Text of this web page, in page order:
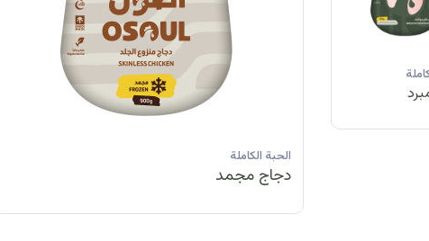
الحبة الكاملة
دجاج مبرد
مجمد
الحبة الكاملة الحبة الكاملة
دجاج مجمد